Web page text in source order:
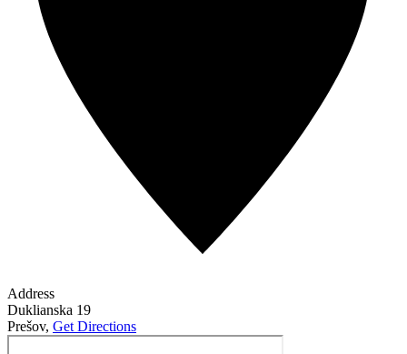
Address
Duklianska 19
Prešov, Get Directions